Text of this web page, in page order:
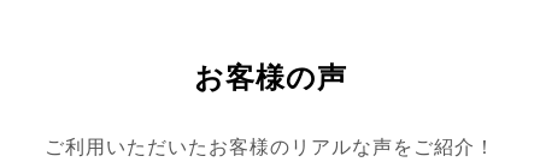
お客様の声
ご利用いただいたお客様のリアルな声をご紹介！